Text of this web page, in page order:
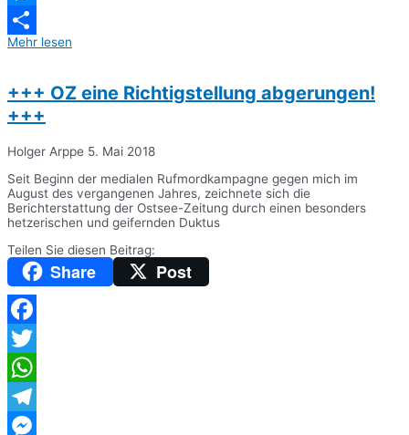
Messenger
Teilen
Mehr lesen
+++ OZ eine Richtigstellung abgerungen!
+++
Holger Arppe 5. Mai 2018
Seit Beginn der medialen Rufmordkampagne gegen mich im
August des vergangenen Jahres, zeichnete sich die
Berichterstattung der Ostsee-Zeitung durch einen besonders
hetzerischen und geifernden Duktus
Teilen Sie diesen Beitrag:
Share Post
Facebook
Twitter
WhatsApp
Telegram